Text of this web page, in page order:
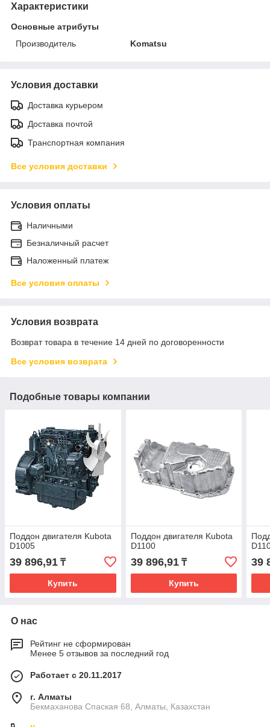
Характеристики
Основные атрибуты
Производитель
Komatsu
Условия доставки
Доставка курьером
Доставка почтой
Транспортная компания
Все условия доставки
Условия оплаты
Наличными
Безналичный расчет
Наложенный платеж
Все условия оплаты
Условия возврата
Возврат товара в течение 14 дней по договоренности
Все условия возврата
Подобные товары компании
Поддон двигателя Kubota
D1005
39 896,91 ₸
Купить
Поддон двигателя Kubota
D1100
39 896,91₸
Купить
39
О нас
Рейтинг не сформирован
Менее 5 отзывов за последний год
Работает с 20.11.2017
г. Алматы
Бекмаханова Спаская 68, Алматы, Казахстан